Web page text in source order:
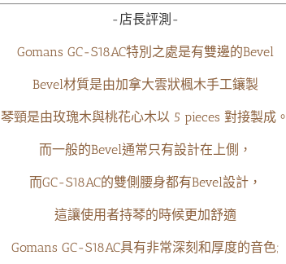
-店長評測-
Gomans GC-S18AC特別之處是有雙邊的Bevel
Bevel材質是由加拿大雲狀楓木手工鑲製
琴頸是由玫瑰木與桃花心木以 5 pieces 對接製成。
而一般的Bevel通常只有設計在上側，
而GC-S18AC的雙側腰身都有Bevel設計，
這讓使用者持琴的時候更加舒適
Gomans GC-S18AC具有非常深刻和厚度的音色;